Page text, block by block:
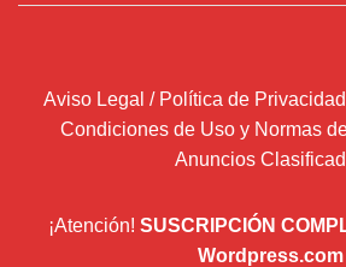
Aviso Legal / Política de
Condiciones de Uso y Normas
Anuncios
¡Atención! SUSCRIPCIÓN
Wordpress.com